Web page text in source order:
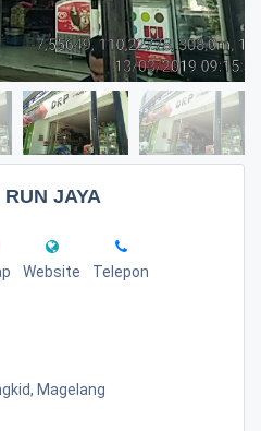
JAYA
Website Telepon
Magelang